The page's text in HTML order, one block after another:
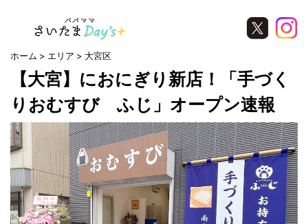
ホーム エリア 大宮区
【大宮】におにぎり新店！「手づく
りおむすび ふじ」オープン速報